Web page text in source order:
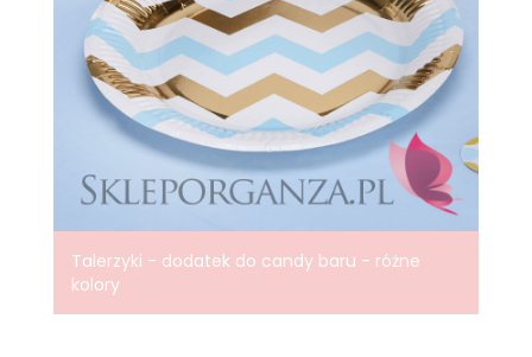
Talerzyki - dodatek do candy baru - różne
kolory